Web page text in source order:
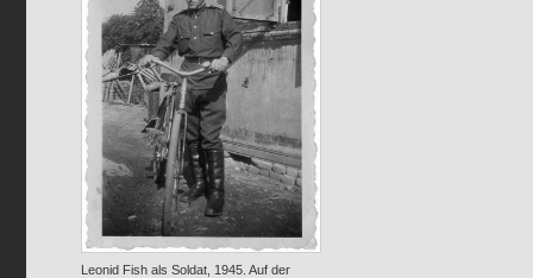
Leonid Fish als Soldat, 1945. Auf der